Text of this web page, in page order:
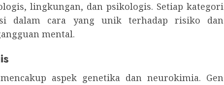
lingkungan, dan psikologis. Setiap kategori
dalam cara yang unik terhadap risiko dan
mental.
aspek genetika dan neurokimia. Gen